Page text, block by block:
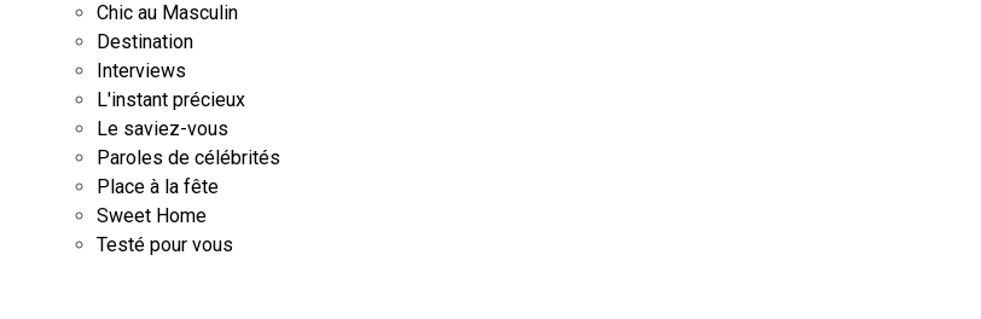
Chic au Masculin
Destination
Interviews
L'instant précieux
Le saviez-vous
Paroles de célébrités
Place à la fête
Sweet Home
Testé pour vous